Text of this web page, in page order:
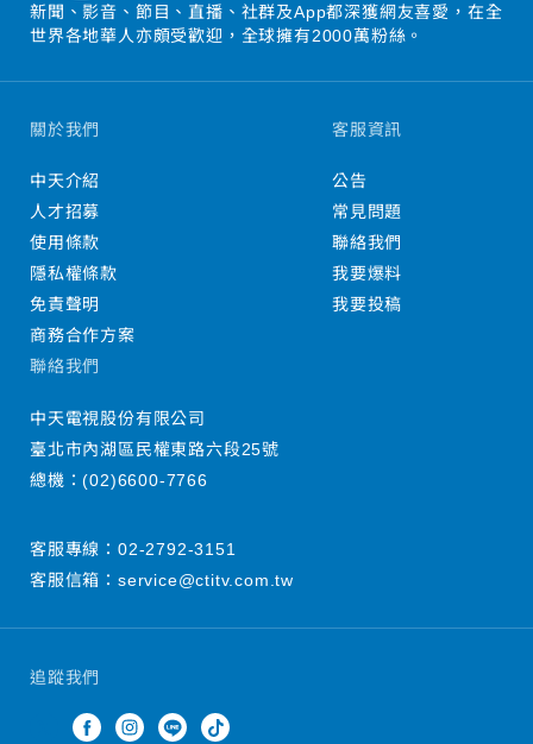
新聞、影音、節目、直播、社群及App都深獲網友喜愛，在全
世界各地華人亦頗受歡迎，全球擁有2000萬粉絲。
追蹤我們
關於我們
中天介紹
人才招募
使用條款
隱私權條款
免責聲明
商務合作方案
客服資訊
公告
常見問題
聯絡我們
我要爆料
我要投稿
聯絡我們
中天電視股份有限公司
臺北市內湖區民權東路六段25號
總機：(02)6600-7766
客服專線： 02-2792-3151
客服信箱： service@ctitv.com.tw